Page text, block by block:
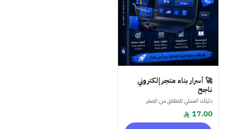
🚀 أسرار بناء متجر إلكتروني
ناجح
دليلك العملي للانطلاق من الصفر
17.00